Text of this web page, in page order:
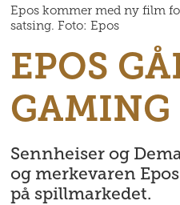
Epos kommer med ny film
satsing. Foto: Epos
EPOS
GAMING
Sennheiser og
og merkevaren
på spillmarkedet.